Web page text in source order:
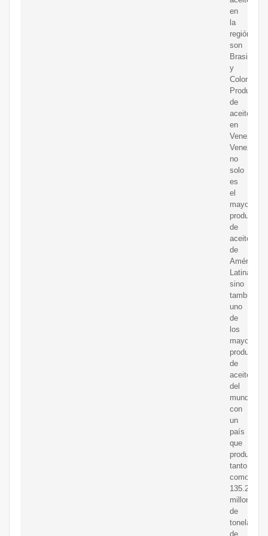
en
la
región
son
Brasil
y
Colombia.
Producción
de
aceite
en
Venezuela.
Venezuela
no
solo
es
el
mayor
productor
de
aceite
de
América
Latina,
sino
también
uno
de
los
mayores
de
aceite
del
mundo,
con
un
país
que
produce
tanto
como
135.2
millones
de
toneladas
de